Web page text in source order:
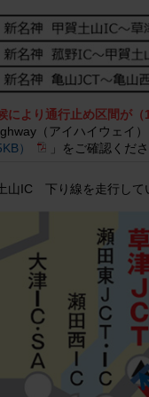
より通行止め区間が
（アイハイウェイ
）
」をご確認くださ
IC 下り線を走行して